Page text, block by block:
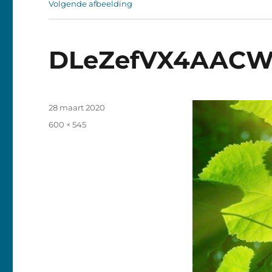
Volgende afbeelding
Geplaatst
28 maart 2020
Volledige
600 × 545